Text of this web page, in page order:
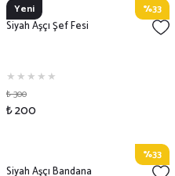
Yeni %33
Siyah Aşçı Şef Fesi
₺ 300
₺ 200
%33
Siyah Aşçı Bandana